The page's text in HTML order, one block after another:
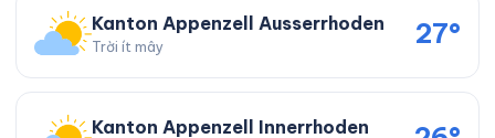
Kanton Appenzell Ausserrhoden
Trời ít mây 27°
Kanton Appenzell Innerrhoden